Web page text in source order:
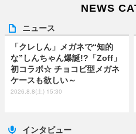
NEWS
ニュース
「クレしん」メガネで“知的
な”しんちゃん爆誕!?「Zoff」
初コラボ☆ チョコビ型メガネ
ケースも欲しい～
2026.8.8(土) 15:30
インタビュー